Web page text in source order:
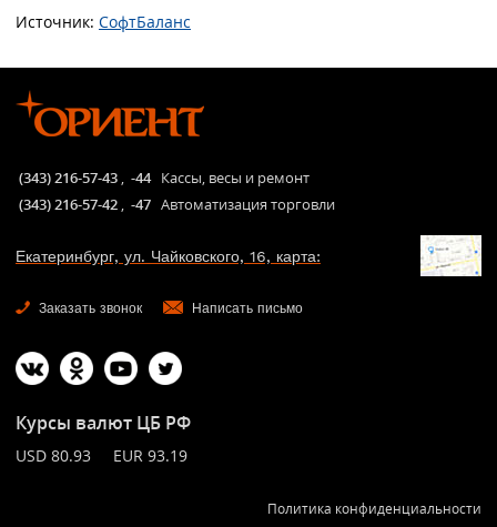
Источник: СофтБаланс
(343) 216-57-43 , -44 Кассы, весы и ремонт
(343) 216-57-42 , -47 Автоматизация торговли
Екатеринбург, ул. Чайковского, 16, карта:
Заказать звонок Написать письмо
Курсы валют ЦБ РФ
USD 80.93 EUR 93.19
Политика конфиденциальности